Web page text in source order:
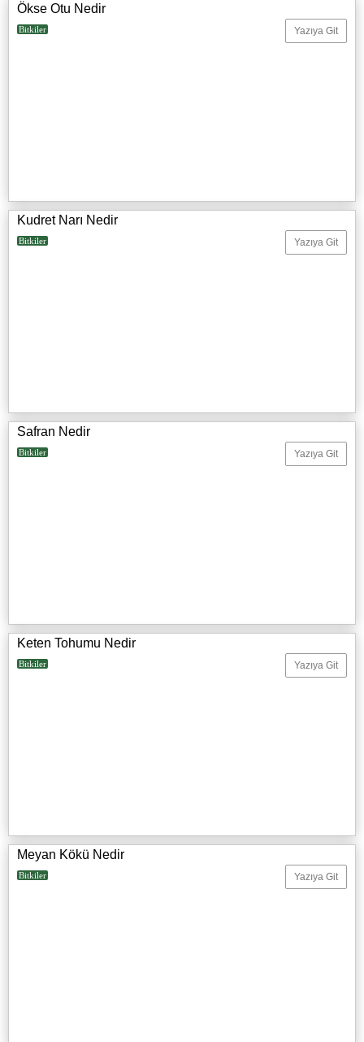
Ökse Otu Nedir
Bitkiler Yazıya Git
Kudret Narı Nedir
Bitkiler Yazıya Git
Safran Nedir
Bitkiler Yazıya Git
Keten Tohumu Nedir
Bitkiler Yazıya Git
Meyan Kökü Nedir
Bitkiler Yazıya Git